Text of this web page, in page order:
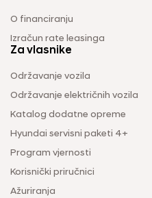
O financiranju
Izračun rate leasinga
Za vlasnike
Održavanje vozila
Održavanje električnih vozila
Katalog dodatne opreme
Hyundai servisni paketi 4+
Program vjernosti
Korisnički priručnici
Ažuriranja